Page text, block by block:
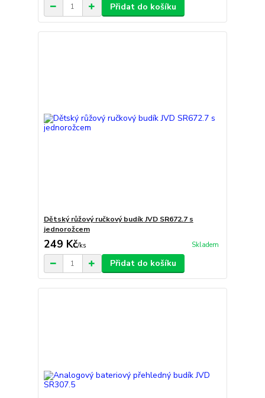
Přidat do košíku
Dětský růžový ručkový budík JVD SR672.7 s
jednorožcem
249 Kč/ks Skladem
Přidat do košíku